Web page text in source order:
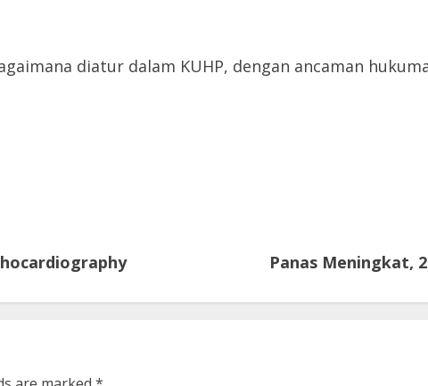
diatur dalam KUHP, dengan ancaman
Panas Meningkat,